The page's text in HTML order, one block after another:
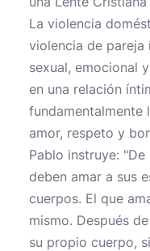
La violencia
violencia de pareja
sexual, emocional
en una relación
fundamentalmente
amor, respeto y
Pablo instruye:
deben amar a sus
cuerpos. El que
mismo. Después
su propio cuerpo,